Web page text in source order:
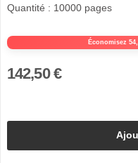
Économisez
Quantité : 10000 pages
142,50 €